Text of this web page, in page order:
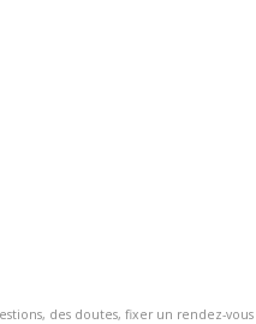
des doutes, fixer un rendez-vous